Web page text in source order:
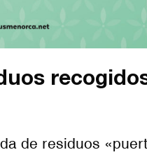
de residuos